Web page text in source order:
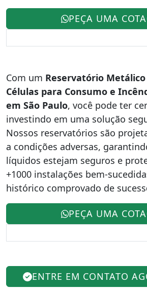
PEÇA UMA
Com um Reservatório
Células para Consumo e
em São Paulo, você pode ter
investindo em uma solução
Nossos reservatórios são
a condições adversas,
líquidos estejam seguros e
+1000 instalações bem-
histórico comprovado de
PEÇA UMA
ENTRE EM CONTATO